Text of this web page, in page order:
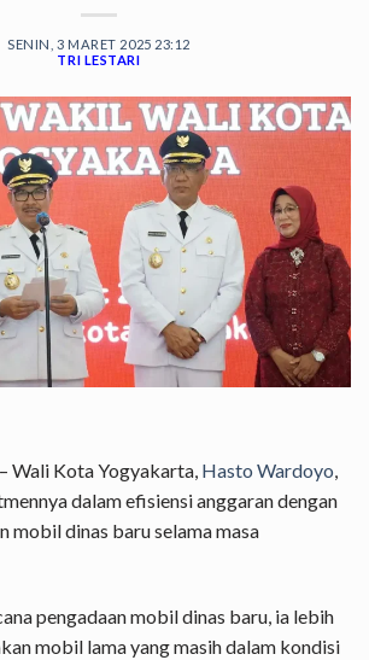
SENIN, 3 MARET 2025 23:12
TRI LESTARI
– Wali Kota Yogyakarta, Hasto Wardoyo,
dalam efisiensi anggaran dengan
mobil dinas baru selama masa
pengadaan mobil dinas baru, ia lebih
mobil lama yang masih dalam kondisi